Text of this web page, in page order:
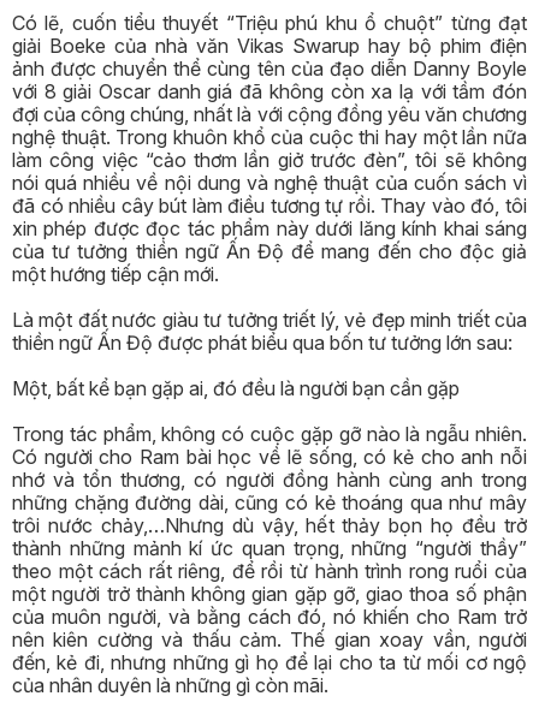
Có lẽ, cuốn tiểu thuyết “Triệu phú khu ổ chuột” từng đạt
giải Boeke của nhà văn Vikas Swarup hay bộ phim điện
ảnh được chuyển thể cùng tên của đạo diễn Danny Boyle
với 8 giải Oscar danh giá đã không còn xa lạ với tầm đón
đợi của công chúng, nhất là với cộng đồng yêu văn chương
nghệ thuật. Trong khuôn khổ của cuộc thi hay một lần nữa
làm công việc “cảo thơm lần giở trước đèn”, tôi sẽ không
nói quá nhiều về nội dung và nghệ thuật của cuốn sách vì
đã có nhiều cây bút làm điều tương tự rồi. Thay vào đó, tôi
xin phép được đọc tác phẩm này dưới lăng kính khai sáng
của tư tưởng thiền ngữ Ấn Độ để mang đến cho độc giả
một hướng tiếp cận mới.
Là một đất nước giàu tư tưởng triết lý, vẻ đẹp minh triết của
thiền ngữ Ấn Độ được phát biểu qua bốn tư tưởng lớn sau:
Một, bất kể bạn gặp ai, đó đều là người bạn cần gặp
Trong tác phẩm, không có cuộc gặp gỡ nào là ngẫu nhiên.
Có người cho Ram bài học về lẽ sống, có kẻ cho anh nỗi
nhớ và tổn thương, có người đồng hành cùng anh trong
những chặng đường dài, cũng có kẻ thoáng qua như mây
trôi nước chảy,…Nhưng dù vậy, hết thảy bọn họ đều trở
thành những mảnh kí ức quan trọng, những “người thầy”
theo một cách rất riêng, để rồi từ hành trình rong ruổi của
một người trở thành không gian gặp gỡ, giao thoa số phận
của muôn người, và bằng cách đó, nó khiến cho Ram trở
nên kiên cường và thấu cảm. Thế gian xoay vần, người
đến, kẻ đi, nhưng những gì họ để lại cho ta từ mối cơ ngộ
của nhân duyên là những gì còn mãi.